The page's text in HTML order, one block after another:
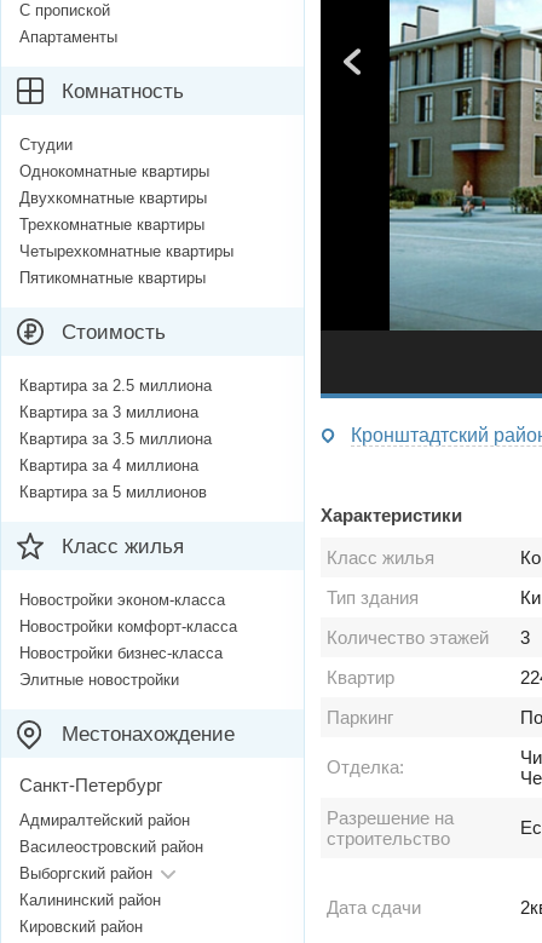
Характеристики
Класс жилья
Тип здания
Количество этажей
3
Квартир
Паркинг
Отделка:
Разрешение на
строительство
Дата сдачи
С пропиской
Апартаменты
Комнатность
Студии
Однокомнатные квартиры
Двухкомнатные квартиры
Трехкомнатные квартиры
Четырехкомнатные квартиры
Пятикомнатные квартиры
Стоимость
Квартира за 2.5 миллиона
Квартира за 3 миллиона
Квартира за 3.5 миллиона
Квартира за 4 миллиона
Квартира за 5 миллионов
Класс жилья
Новостройки эконом-класса
Новостройки комфорт-класса
Новостройки бизнес-класса
Элитные новостройки
Местонахождение
Санкт-Петербург
Адмиралтейский район
Василеостровский район
Выборгский район
Калининский район
Кировский район